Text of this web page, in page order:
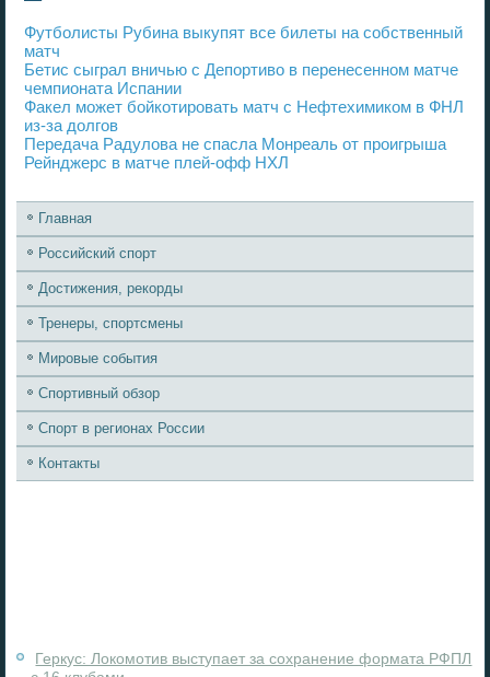
Футболисты Рубина выкупят все билеты на собственный
матч
Бетис сыграл вничью с Депортиво в перенесенном матче
чемпионата Испании
Факел может бойкотировать матч с Нефтехимиком в ФНЛ
из-за долгов
Передача Радулова не спасла Монреаль от проигрыша
Рейнджерс в матче плей-офф НХЛ
Главная
Российский спорт
Достижения, рекорды
Тренеры, спортсмены
Мировые события
Спортивный обзор
Спорт в регионах России
Контакты
Геркус: Локомотив выступает за сохранение формата РФПЛ